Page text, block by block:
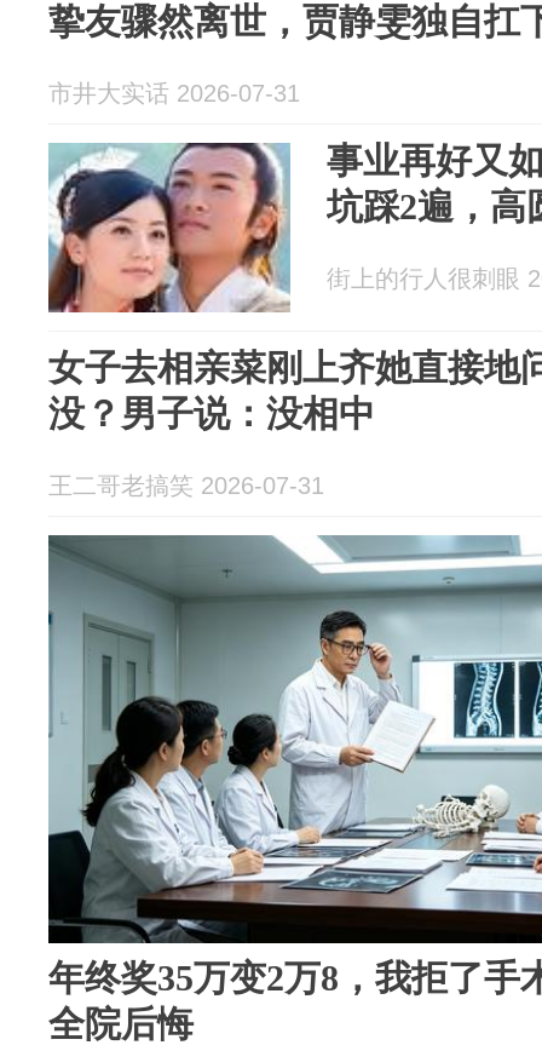
挚友骤然离世，贾静雯独自扛
市井大实话 2026-07-31
事业再好又
坑踩2遍，高
街上的行人很刺眼
女子去相亲菜刚上齐她直接地
没？男子说：没相中
王二哥老搞笑 2026-07-31
年终奖35万变2万8，我拒了手
全院后悔